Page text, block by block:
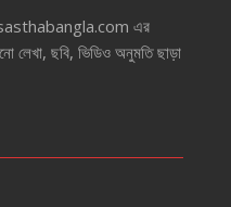
sasthabangla.com এর
লেখা, ছবি, ভিডিও অনুমতি ছাড়া